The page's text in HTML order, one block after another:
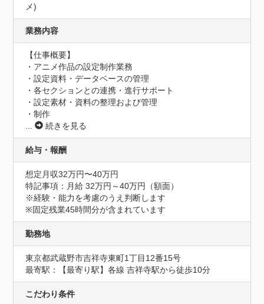
メ)
業務内容
【仕事概要】
・アニメ作品の設定制作業務
・設定資料・データベースの管理
・各セクションとの連携・進行サポート
・設定素材・資料の整理および管理
・制作
...
続きを見る
給与・報酬
想定月収32万円〜40万円
特記事項：月給 32万円～40万円（額面）
※経験・能力を考慮のうえ判断します
※固定残業45時間分が含まれています
勤務地
東京都武蔵野市吉祥寺東町1丁目12番15号
最寄駅：【最寄り駅】各線 吉祥寺駅から徒歩10分
こだわり条件